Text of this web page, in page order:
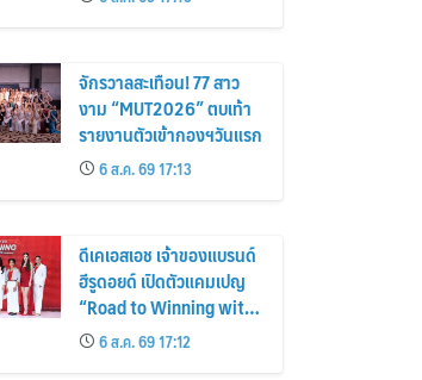
เต็ม!
จักรวาลสะเทือน! 77 สาว
งาม “MUT2026” ตบเท้า
รายงานตัวเข้ากองฯวันแรก
6 ส.ค. 69 17:13
ดีเคเอสเอช เจ้าของแบรนด์
ฮีรูดอยด์ เปิดตัวแคมเปญ
“Road to Winning with
the MPS Science”
6 ส.ค. 69 17:12